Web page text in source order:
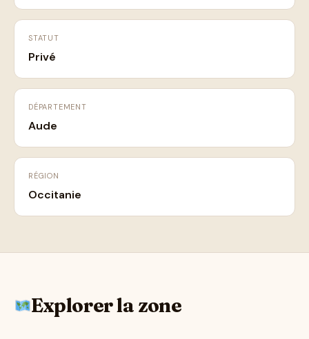
STATUT
Privé
DÉPARTEMENT
Aude
RÉGION
Occitanie
Explorer la zone